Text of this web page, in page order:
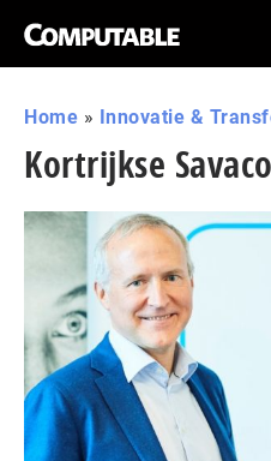
Home » Innovatie &
Kortrijkse